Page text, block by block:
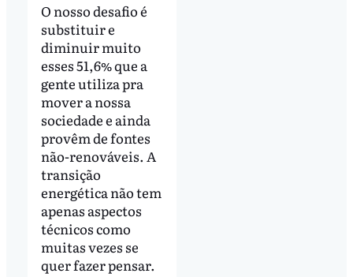
O nosso desafio é
substituir e
diminuir muito
esses 51,6% que a
gente utiliza pra
mover a nossa
sociedade e ainda
provêm de fontes
não-renováveis. A
transição
energética não tem
apenas aspectos
técnicos como
muitas vezes se
quer fazer pensar.